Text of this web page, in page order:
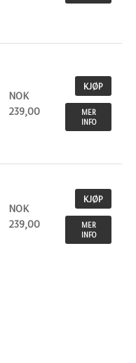
NOK
239,00
KJØP
MER
INFO
NOK
239,00
KJØP
MER
INFO